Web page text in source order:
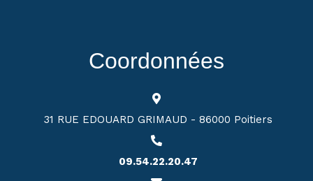
Coordonnées
31 RUE EDOUARD GRIMAUD - 86000 Poitiers
09.54.22.20.47